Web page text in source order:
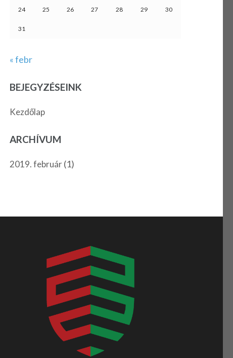
24 25 26 27 28 29 30
31
« febr
BEJEGYZÉSEINK
Kezdőlap
ARCHÍVUM
2019. február(1)